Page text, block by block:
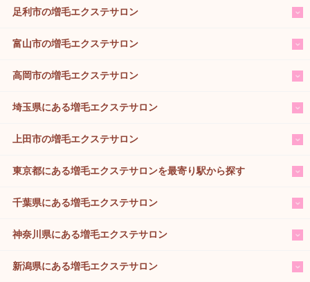
足利市の増毛エクステサロン
富山市の増毛エクステサロン
高岡市の増毛エクステサロン
埼玉県にある増毛エクステサロン
上田市の増毛エクステサロン
東京都にある増毛エクステサロンを最寄り駅から探す
千葉県にある増毛エクステサロン
神奈川県にある増毛エクステサロン
新潟県にある増毛エクステサロン